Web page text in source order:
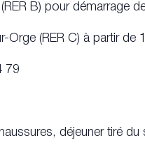
B) pour démarrage
Orge (RER C) à partir de
79
déjeuner tiré du